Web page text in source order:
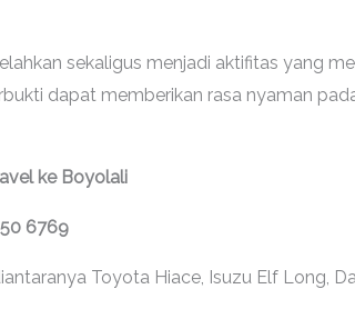
sekaligus menjadi aktifitas yang
dapat memberikan rasa nyaman
ke Boyolali
6769
Toyota Hiace, Isuzu Elf Long,